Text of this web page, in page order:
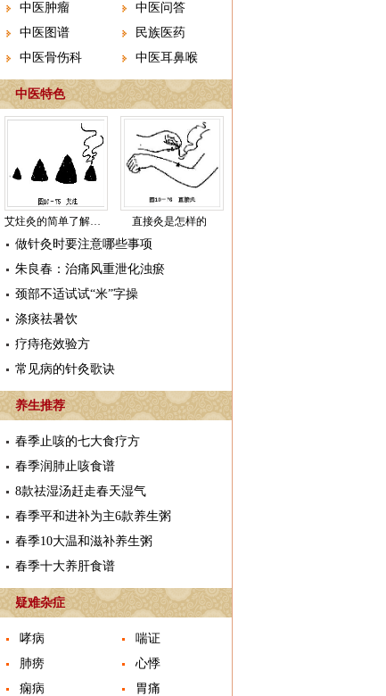
中医肿瘤
中医问答
中医图谱
民族医药
中医骨伤科
中医耳鼻喉
中医特色
艾炷灸的简单了解介绍 直接灸是怎样的
做针灸时要注意哪些事项
朱良春：治痛风重泄化浊瘀
颈部不适试试“米”字操
涤痰祛暑饮
疗痔疮效验方
常见病的针灸歌诀
养生推荐
春季止咳的七大食疗方
春季润肺止咳食谱
8款祛湿汤赶走春天湿气
春季平和进补为主6款养生粥
春季10大温和滋补养生粥
春季十大养肝食谱
疑难杂症
哮病
喘证
肺痨
心悸
痫病
胃痛